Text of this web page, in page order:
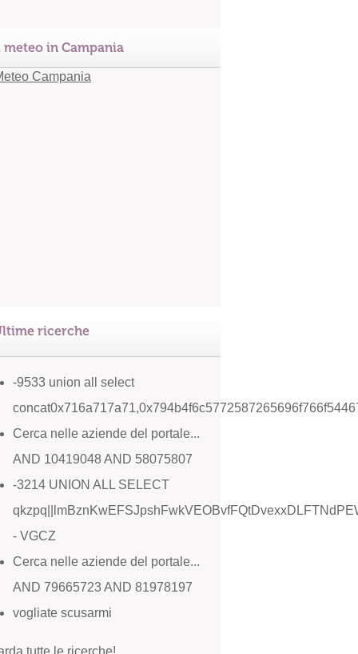
meteo in Campania
ricerche
-9533 union all select
Cerca nelle aziende del portale...
AND 10419048 AND 58075807
-3214 UNION ALL SELECT
- VGCZ
Cerca nelle aziende del portale...
AND 79665723 AND 81978197
vogliate scusarmi
tutte le ricerche!